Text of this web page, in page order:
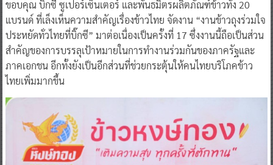
ประหยัดทั่วไทยที่บิ๊กซี” มาต่อเนื่องเป็นครั้งที่ 17 ซึ่งงานนี้ถือเป็นส่วน
สำคัญของการบรรลุเป้าหมายในการทำงานร่วมกันของภาครัฐและ
ภาคเอกชน อีกทั้งยังเป็นอีกส่วนที่ช่วยกระตุ้นให้คนไทยบริโภคข้าว
ไทยเพิ่มมากขึ้น